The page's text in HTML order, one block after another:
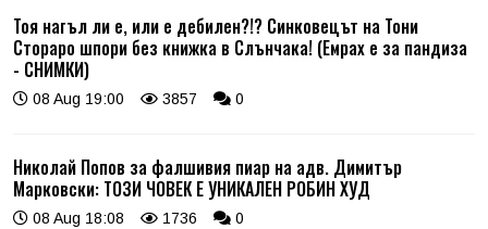
Тоя нагъл ли е, или е дебилен?!? Синковецът на Тони
Стораро шпори без книжка в Слънчака! (Емрах е за пандиза
- СНИМКИ)
08 Aug 19:00 3857 0
Николай Попов за фалшивия пиар на адв. Димитър
Марковски: ТОЗИ ЧОВЕК Е УНИКАЛЕН РОБИН ХУД
08 Aug 18:08 1736 0